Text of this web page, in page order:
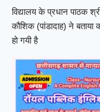
विद्यालय के प्रधान पाठक
कौशिक (पांडादाह) ने बताया
हो गयी है